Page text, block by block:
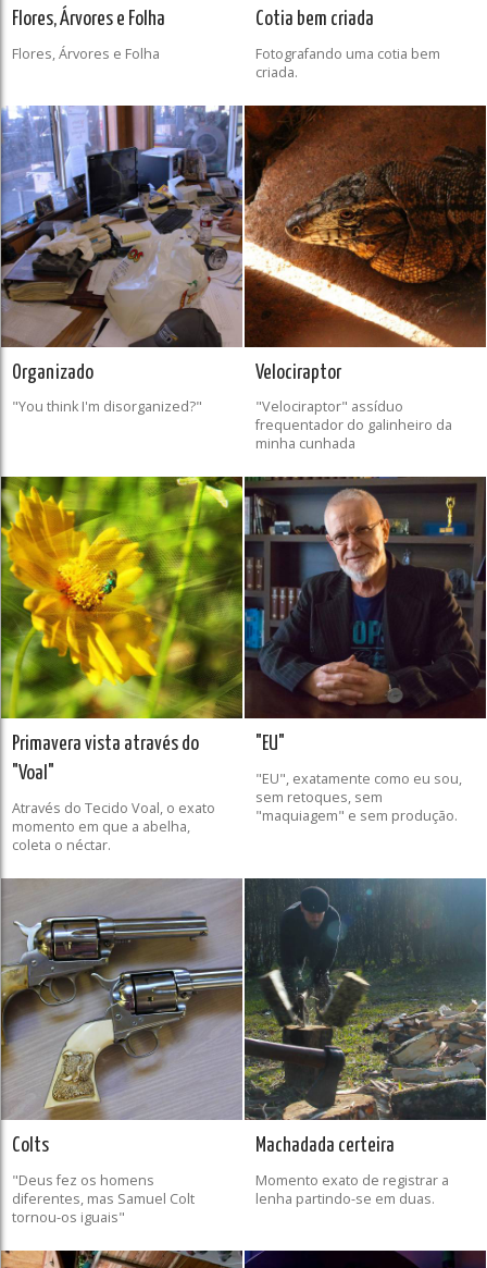
Flores, Árvores e Folha
Flores, Árvores e Folha
Cotia bem criada
Fotografando uma cotia bem
criada.
Organizado
"You think I'm disorganized?"
Velociraptor
"Velociraptor" assíduo
frequentador do galinheiro da
minha cunhada
Primavera vista através do
"Voal"
Através do Tecido Voal, o exato
momento em que a abelha,
coleta o néctar.
"EU"
"EU", exatamente como eu sou,
sem retoques, sem
"maquiagem" e sem produção.
Colts
"Deus fez os homens
diferentes, mas Samuel Colt
tornou-os iguais"
Machadada certeira
Momento exato de registrar a
lenha partindo-se em duas.